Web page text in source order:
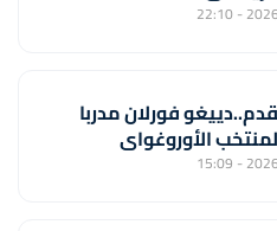
فورلان مدربا
الأوروغواي